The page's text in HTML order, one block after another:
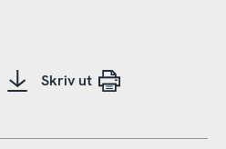
Skriv ut